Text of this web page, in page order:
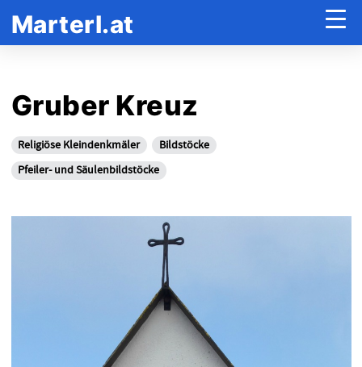
Marterl.at
Gruber Kreuz
Religiöse Kleindenkmäler
Bildstöcke
Pfeiler- und Säulenbildstöcke